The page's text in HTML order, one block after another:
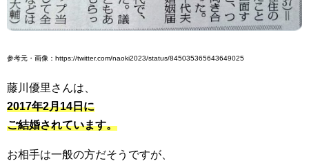
参考元・画像：https://twitter.com/naoki2023/status/845035365643649025
藤川優里さんは、
2017年2月14日に
ご結婚されています。
お相手は一般の方だそうですが、